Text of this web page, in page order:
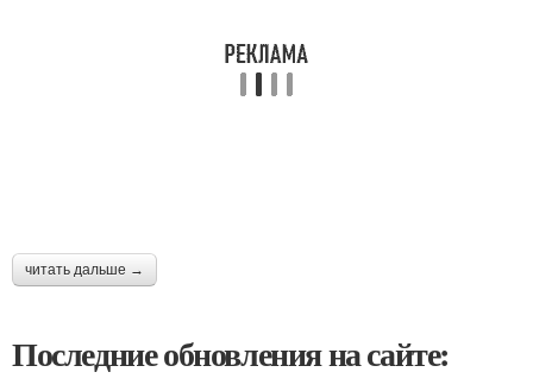
читать дальше →
Последние обновления на сайте: